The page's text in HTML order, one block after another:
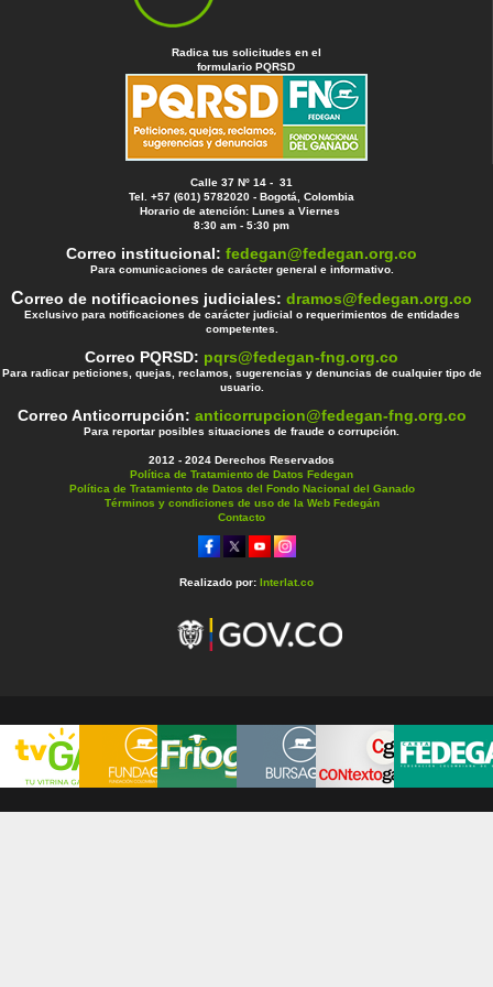
Radica tus solicitudes en el
formulario PQRSD
Calle 37 Nº 14 - 31
Tel. +57 (601) 5782020 - Bogotá, Colombia
Horario de atención: Lunes a Viernes
8:30 am - 5:30 pm
Correo institucional:fedegan@fedegan.org.co
Para comunicaciones de carácter general e informativo.
Correo de notificaciones judiciales:dramos@fedegan.org.co
Exclusivo para notificaciones de carácter judicial o requerimientos de entidades
competentes.
Correo PQRSD: pqrs@fedegan-fng.org.co
Para radicar peticiones, quejas, reclamos, sugerencias y denuncias de cualquier tipo de
usuario.
Correo Anticorrupción: anticorrupcion@fedegan-fng.org.co
Para reportar posibles situaciones de fraude o corrupción.
2012 - 2024 Derechos Reservados
Política de Tratamiento de Datos Fedegan
Política de Tratamiento de Datos del Fondo Nacional del Ganado
Términos y condiciones de uso de la Web Fedegán
Contacto
Realizado por: Interlat.co